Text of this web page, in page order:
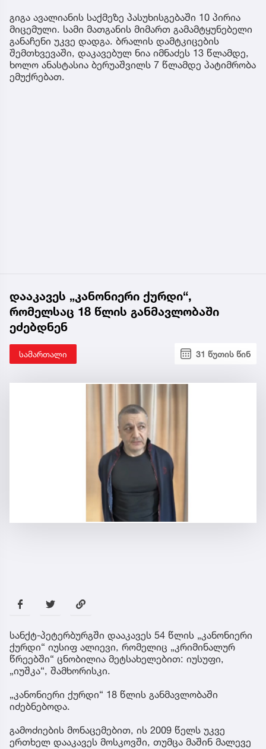
გიგა ავალიანის საქმეზე პასუხისგებაში 10 პირია
მიცემული. სამი მათგანის მიმართ გამამტყუნებელი
განაჩენი უკვე დადგა. ბრალის დამტკიცების
შემთხვევაში, დაკავებულ ნია იმნაძეს 13 წლამდე,
ხოლო ანასტასია ბერუაშვილს 7 წლამდე პატიმრობა
ემუქრებათ.
დააკავეს „კანონიერი ქურდი“,
რომელსაც 18 წლის განმავლობაში
ეძებდნენ
სამართალი 31 წუთის წინ
სანქტ-პეტერბურგში დააკავეს 54 წლის „კანონიერი
ქურდი“ იუსიფ ალიევი, რომელიც „კრიმინალურ
წრეებში“ ცნობილია მეტსახელებით: იუსუფი,
„იუშკა“, შამხორისკი.
„კანონიერი ქურდი“ 18 წლის განმავლობაში
იძებნებოდა.
გამოძიების მონაცემებით, ის 2009 წელს უკვე
ერთხელ დააკავეს მოსკოვში, თუმცა მაშინ მალევე